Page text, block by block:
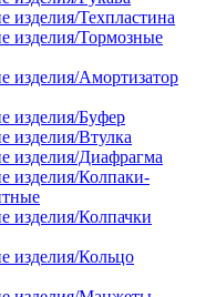
изделия/Техпластина
изделия/Тормозные
изделия/Амортизатор
изделия/Буфер
изделия/Втулка
изделия/Диафрагма
изделия/Колпаки-
изделия/Колпачки
изделия/Кольцо